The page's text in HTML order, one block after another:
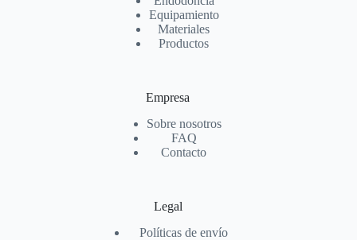
Equipamiento
Materiales
Productos
Empresa
Sobre nosotros
FAQ
Contacto
Legal
Políticas de envío